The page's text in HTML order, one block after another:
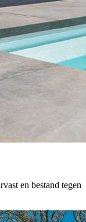
en bestand tegen